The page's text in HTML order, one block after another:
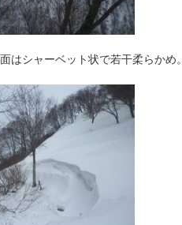
はシャーベット状で若干柔らかめ。